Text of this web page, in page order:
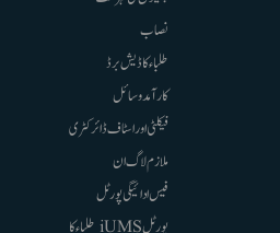
نصاب
طلباء کا ڈیش برڈ
کارآمد وسائل
فیکلٹی اور اسٹاف ڈائرکٹری
ملازم لاگ ان
فیس ادائیگی پورٹل
پورٹل iUMS طلباء کا